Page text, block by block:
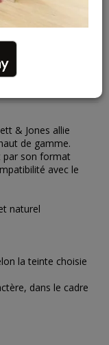
& Jones allie
de gamme.
par son format
avec le
naturel
la teinte choisie
dans le cadre